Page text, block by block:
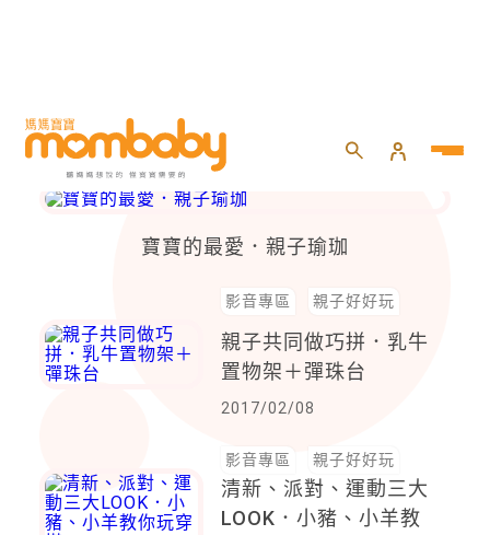
親子好好玩
寶寶的最愛．親子瑜珈
影音專區 親子好好玩
親子共同做巧拼．乳牛
置物架＋彈珠台
2017/02/08
影音專區 親子好好玩
清新、派對、運動三大
LOOK．小豬、小羊教